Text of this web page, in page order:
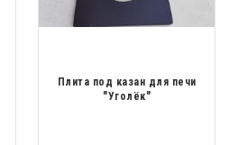
Плита под казан для печи
"Уголёк"